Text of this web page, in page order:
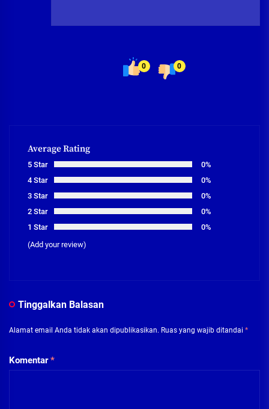
0 0
Average Rating
5 Star
0%
4 Star
0%
3 Star
0%
2 Star
0%
1 Star
0%
(Add your review)
Tinggalkan Balasan
Alamat email Anda tidak akan dipublikasikan. Ruas yang wajib ditandai *
Komentar*